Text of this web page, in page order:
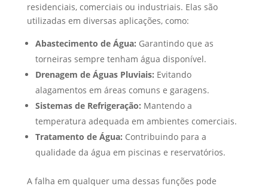
residenciais, comerciais ou industriais. Elas são
utilizadas em diversas aplicações, como:
Abastecimento de Água: Garantindo que as
torneiras sempre tenham água disponível.
Drenagem de Águas Pluviais: Evitando
alagamentos em áreas comuns e garagens.
Sistemas de Refrigeração: Mantendo a
temperatura adequada em ambientes comerciais.
Tratamento de Água: Contribuindo para a
qualidade da água em piscinas e reservatórios.
A falha em qualquer uma dessas funções pode